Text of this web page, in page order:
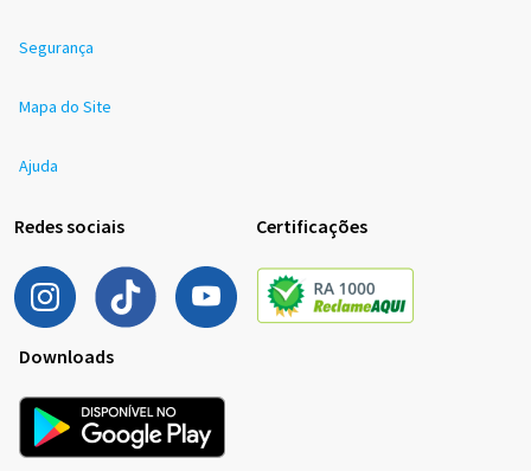
Segurança
Mapa do Site
Ajuda
Redes sociais Certificações
Downloads